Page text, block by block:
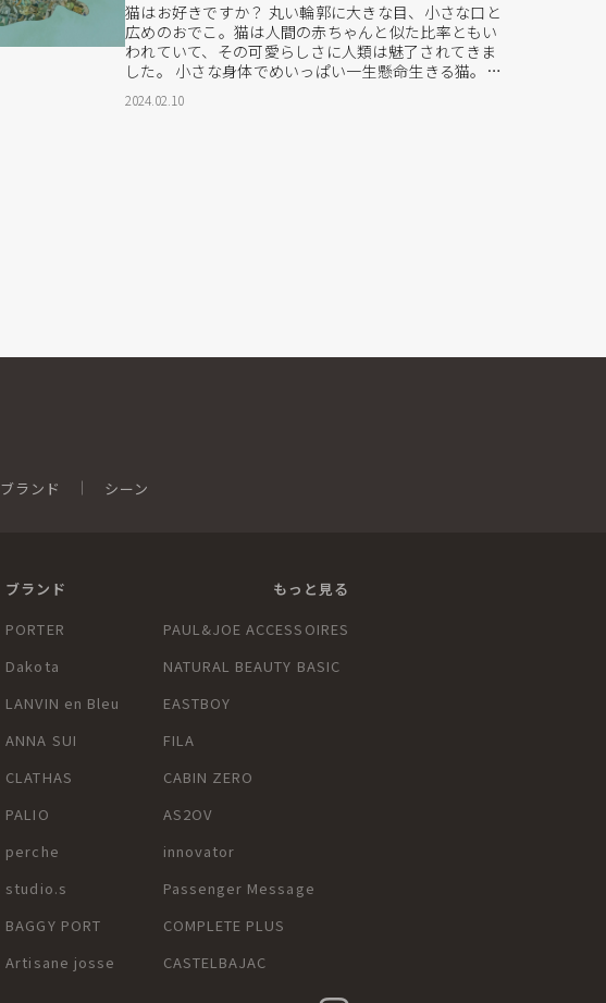
猫はお好きですか？ 丸い輪郭に大きな目、小さな口と
広めのおでこ。猫は人間の赤ちゃんと似た比率ともい
われていて、その可愛らしさに人類は魅了されてきま
した。 小さな身体でめいっぱい一生懸命生きる猫。猫
は、毎日を生きるための癒しと活力を分けてくれるよ
うな存在です。 そんな猫の魅力に包まれたい！ 盛田
2024.02.10
ブランド シーン
ブランド
PORTER
PAUL&JOE ACCESSOIRES
Dakota
NATURAL BEAUTY BASIC
LANVIN en Bleu
EASTBOY
ANNA SUI
FILA
CLATHAS
CABIN ZERO
PALIO
AS2OV
perche
innovator
studio.s
Passenger Message
BAGGY PORT
COMPLETE PLUS
Artisane josse
CASTELBAJAC
もっと見る